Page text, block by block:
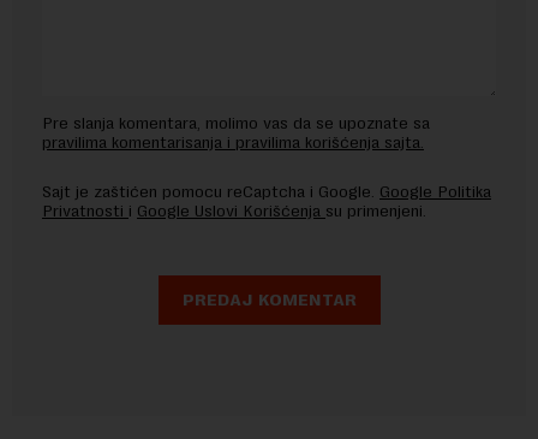
Pre slanja komentara, molimo vas da se upoznate sa
pravilima komentarisanja i pravilima korišćenja sajta.
Sajt je zaštićen pomocu reCaptcha i Google. Google Politika
Privatnosti i Google Uslovi Korišćenja su primenjeni.